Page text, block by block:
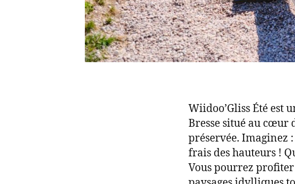
Wiidoo’Gliss Été est
Bresse situé au cœur
préservée. Imaginez
frais des hauteurs !
Vous pourrez